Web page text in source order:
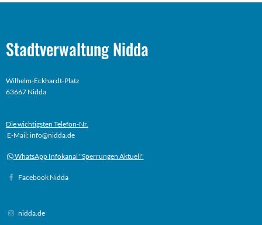
Stadtverwaltung Nidda
Wilhelm-Eckhardt-Platz
63667 Nidda
Die wichtigsten Telefon-Nr.
E-Mail: info@nidda.de
WhatsApp Infokanal "Sperrungen Aktuell"
Facebook Nidda
nidda.de